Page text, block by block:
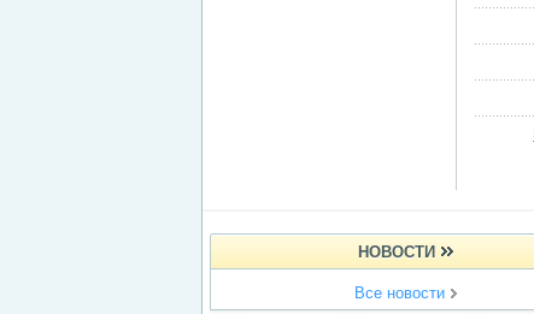
НОВОСТИ
Все новости